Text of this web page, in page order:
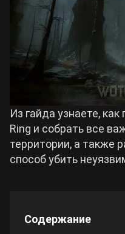
Wuthering Waves
Roblox
Hogwarts Legacy
Cyberpunk 2077
Из гайда узнаете,
Ring и собрать все
территории, а также
способ убить
Содержание